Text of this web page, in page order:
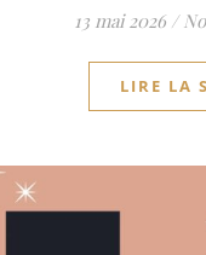
13 mai 2026 /
LIRE LA